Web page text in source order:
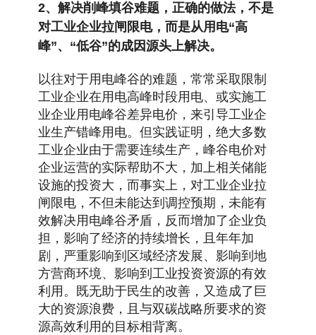
2、解决削峰填谷难题，正确的做法，不是
对工业企业拉闸限电，而是从用电“高
峰”、“低谷”的成因源头上解决。
以往对于用电峰谷的难题，常常采取限制
工业企业在用电高峰时段用电、或实施工
业企业用电峰谷差异电价，来引导工业企
业生产错峰用电。但实践证明，绝大多数
工业企业由于需要连续生产，峰谷电价对
企业运营的实际帮助不大，加上相关储能
设施的投资大，而事实上，对工业企业拉
闸限电，不但未能达到调控预期，未能有
效解决用电峰谷矛盾，反而增加了企业负
担，影响了经济的持续增长，且年年加
剧，严重影响到区域经济发展、影响到地
方营商环境、影响到工业投资资源的有效
利用。既无助于民生的改善，又造成了巨
大的资源浪费，且与双碳战略所要求的资
源高效利用的目标相背离。